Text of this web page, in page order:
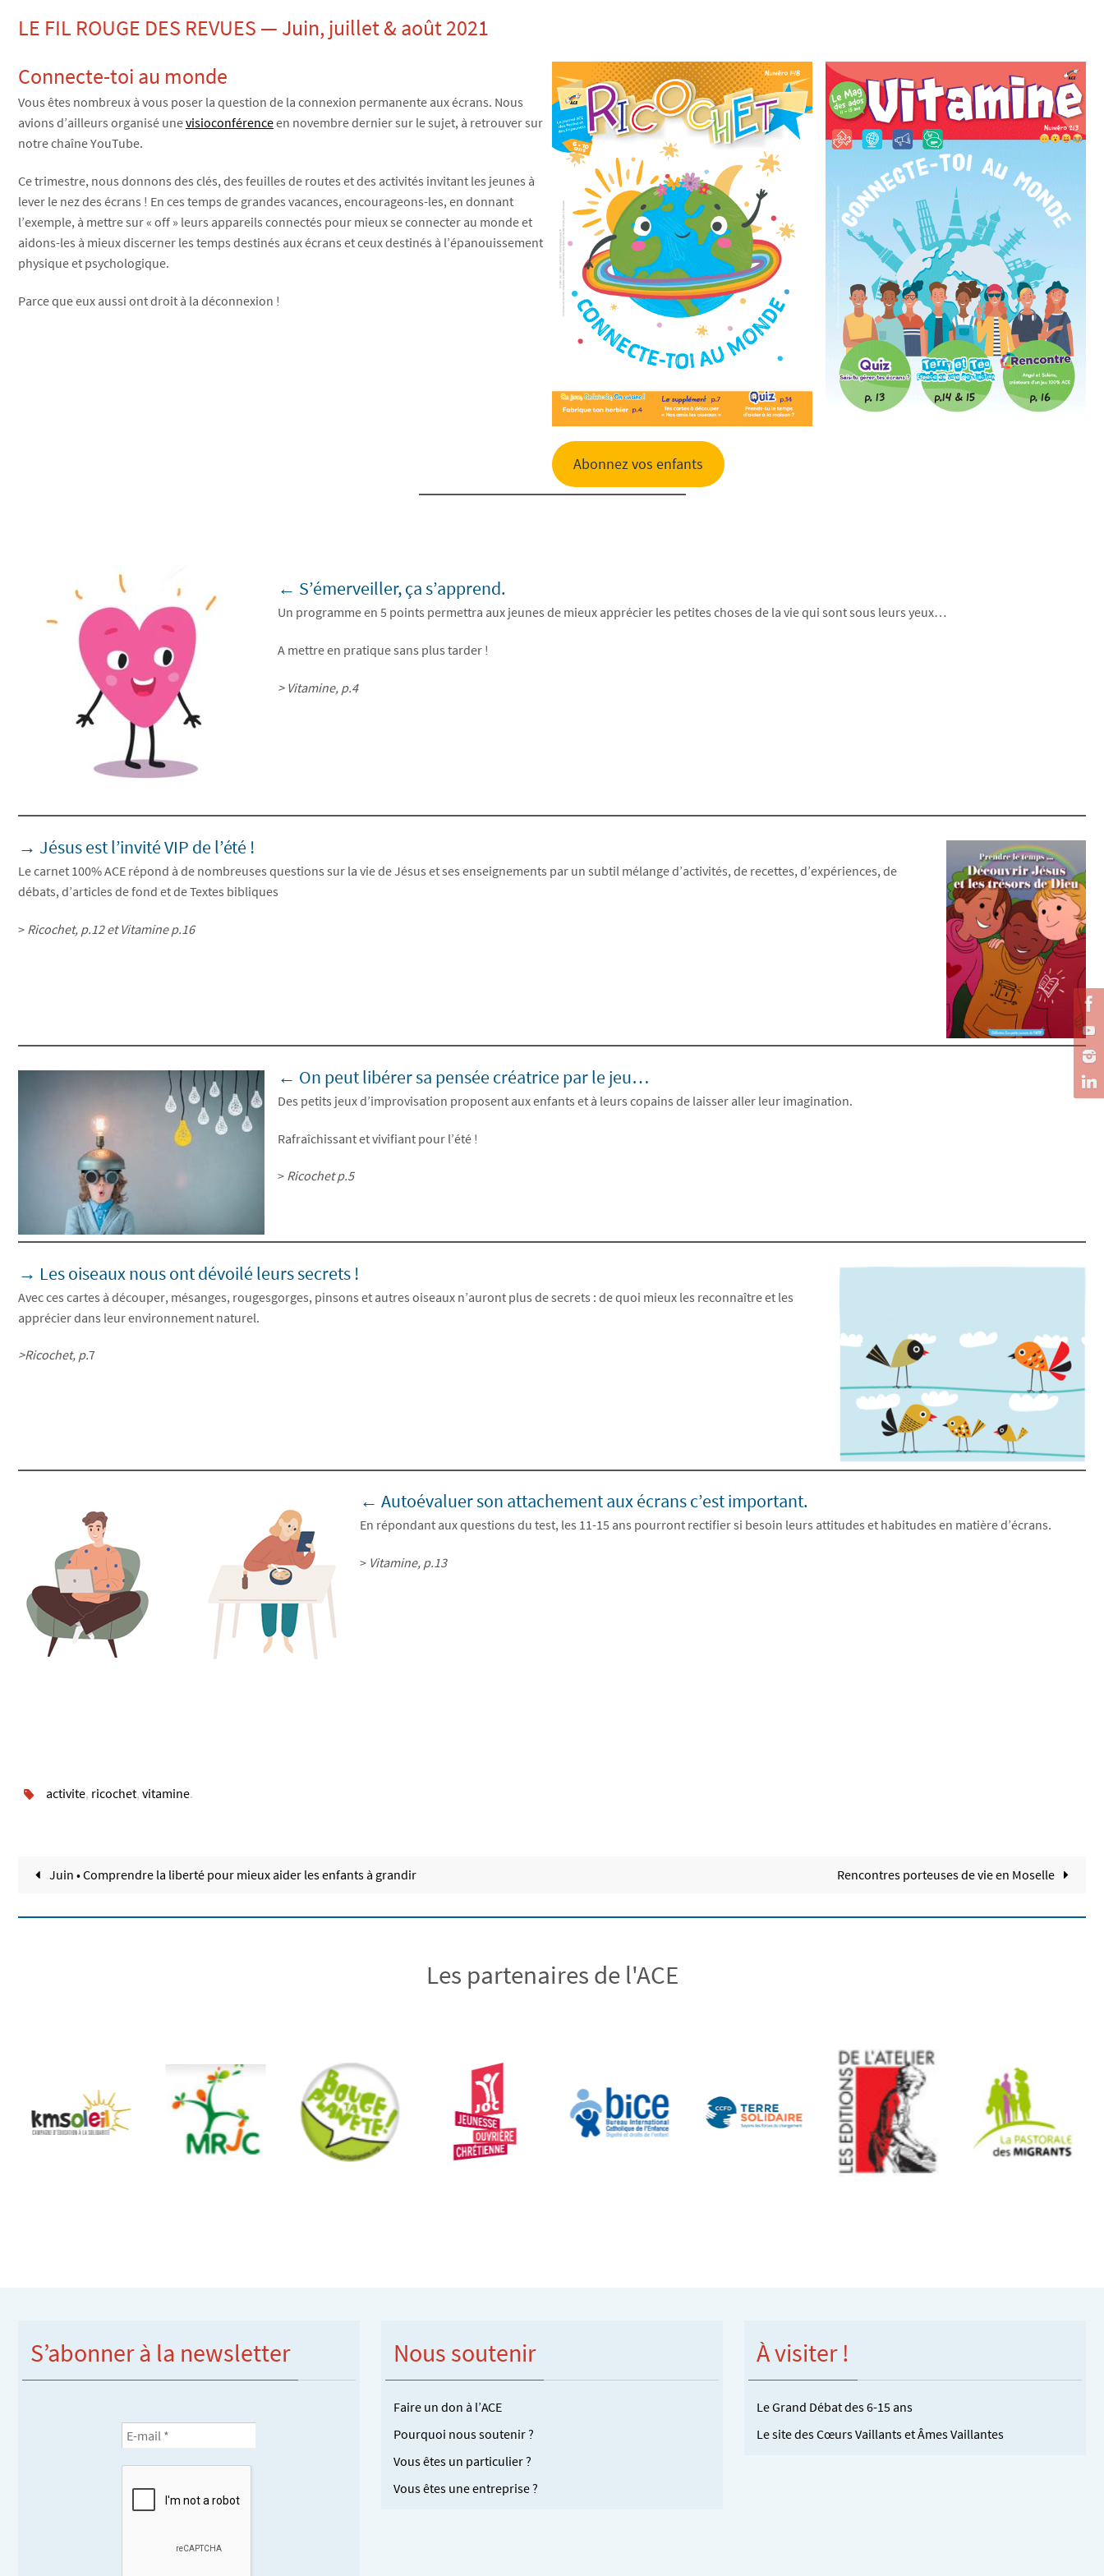
LE FIL ROUGE DES REVUES — Juin, juillet & août 2021
Connecte-toi au monde
Vous êtes nombreux à vous poser la question de la connexion permanente aux écrans. Nous
avions d’ailleurs organisé unevisioconférenceen novembre dernier sur le sujet, à retrouver sur
notre chaîne YouTube.
Ce trimestre, nous donnons des clés, des feuilles de routes et des activités invitant les jeunes à
lever le nez des écrans ! En ces temps de grandes vacances, encourageons-les, en donnant
l’exemple, à mettre sur « off » leurs appareils connectés pour mieux se connecter au monde et
aidons-les à mieux discerner les temps destinés aux écrans et ceux destinés à l’épanouissement
physique et psychologique.
Parce que eux aussi ont droit à la déconnexion !
Abonnez vos enfants
← S’émerveiller, ça s’apprend.
Un programme en 5 points permettra aux jeunes de mieux apprécier les petites choses de la vie qui sont sous leurs yeux…
A mettre en pratique sans plus tarder !
> Vitamine, p.4
→ Jésus est l’invité VIP de l’été !
Le carnet 100% ACE répond à de nombreuses questions sur la vie de Jésus et ses enseignements par un subtil mélange d’activités, de recettes, d’expériences, de
débats, d’articles de fond et de Textes bibliques
> Ricochet, p.12 et Vitamine p.16
← On peut libérer sa pensée créatrice par le jeu…
Des petits jeux d’improvisation proposent aux enfants et à leurs copains de laisser aller leur imagination.
Rafraîchissant et vivifiant pour l’été !
> Ricochet p.5
→ Les oiseaux nous ont dévoilé leurs secrets !
Avec ces cartes à découper, mésanges, rougesgorges, pinsons et autres oiseaux n’auront plus de secrets : de quoi mieux les reconnaître et les
apprécier dans leur environnement naturel.
>Ricochet, p.7
← Autoévaluer son attachement aux écrans c’est important.
En répondant aux questions du test, les 11-15 ans pourront rectifier si besoin leurs attitudes et habitudes en matière d’écrans.
> Vitamine, p.13
activite, ricochet, vitamine.
Juin • Comprendre la liberté pour mieux aider les enfants à grandir Rencontres porteuses de vie en Moselle
Les partenaires de l'ACE
S’abonner à la newsletter Nous soutenir
Faire un don à l’ACE
Pourquoi nous soutenir ?
Vous êtes un particulier ?
Vous êtes une entreprise ?
À visiter !
Le Grand Débat des 6-15 ans
Le site des Cœurs Vaillants et Âmes Vaillantes